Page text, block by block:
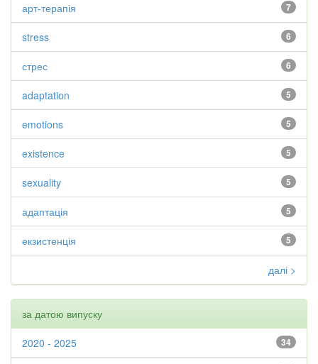
7
арт-терапія
6
stress
6
стрес
5
adaptation
5
emotions
5
existence
5
sexuality
5
адаптація
5
екзистенція
далі >
за датою випуску
34
2020 - 2025